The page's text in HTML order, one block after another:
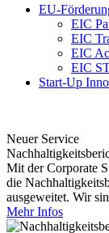
EU-
EIC
EIC
EIC
EIC
Start-Up
Neuer Service
Mit der Corporate
die
ausgeweitet. Wir
Mehr Infos